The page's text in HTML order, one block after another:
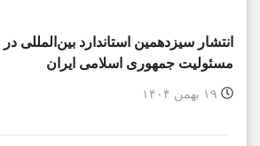
انتشار سیزدهمین استاندارد بین‌المللی
مسئولیت جمهوری اسلامی ایران